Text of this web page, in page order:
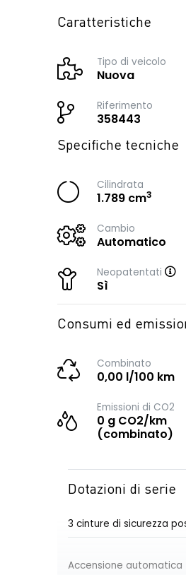
Caratteristiche
Tipo di veicolo
Nuova
Riferimento
358443
Specifiche tecniche
Cilindrata
1.789 cm3
Cambio
Automatico
Neopatentati
Sì
Consumi ed
Combinato
0,00 l/100 km
Emissioni di CO2
0 g CO2/km
(combinato)
Dotazioni di serie
3 cinture di sicurezza
Accensione automatica